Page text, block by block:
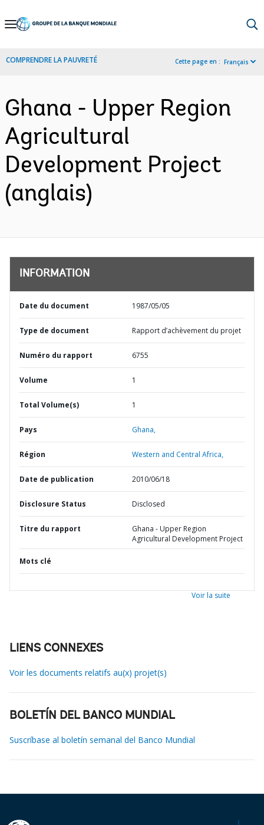
Skip
Navigation
COMPRENDRE LA PAUVRETÉ Cette page en : Français
Ghana - Upper Region
Agricultural
Development Project
(anglais)
INFORMATION
Date du document 1987/05/05
Type de document Rapport d’achèvement du projet
Numéro du rapport 6755
Volume 1
Total Volume(s) 1
Pays Ghana,
Région Western and Central Africa,
Date de publication 2010/06/18
Disclosure Status Disclosed
Titre du rapport
Ghana - Upper Region
Agricultural Development Project
Mots clé
Voir la suite
LIENS CONNEXES
Voir les documents relatifs au(x) projet(s)
BOLETÍN DEL BANCO MUNDIAL
Suscríbase al boletín semanal del Banco Mundial